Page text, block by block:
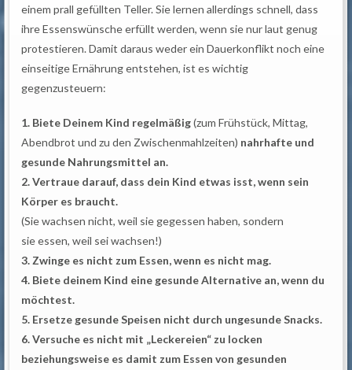
einem prall gefüllten Teller. Sie lernen allerdings schnell, dass
ihre Essenswünsche erfüllt werden, wenn sie nur laut genug
protestieren. Damit daraus weder ein Dauerkonflikt noch eine
einseitige Ernährung entstehen, ist es wichtig
gegenzusteuern:
1. Biete Deinem Kind regelmäßig(zum Frühstück, Mittag,
Abendbrot und zu den Zwischenmahlzeiten) nahrhafte und
gesunde Nahrungsmittel an.
2. Vertraue darauf, dass dein Kind etwas isst, wenn sein
Körper es braucht.
(Sie wachsen nicht, weil sie gegessen haben, sondern
sie essen, weil sei wachsen!)
3. Zwinge es nicht zum Essen, wenn es nicht mag.
4. Biete deinem Kind eine gesunde Alternative an, wenn du
möchtest.
5. Ersetze gesunde Speisen nicht durch ungesunde Snacks.
6. Versuche es nicht mit „Leckereien“ zu locken
beziehungsweise es damit zum Essen von gesunden